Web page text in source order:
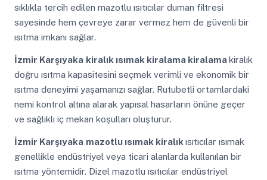
sıklıkla tercih edilen mazotlu ısıtıcılar duman filtresi
sayesinde hem çevreye zarar vermez hem de güvenli bir
ısıtma imkanı sağlar.
İzmir Karşıyaka kiralık ısımak kiralama kiralamakiralık
doğru ısıtma kapasitesini seçmek verimli ve ekonomik bir
ısıtma deneyimi yaşamanızı sağlar. Rutubetli ortamlardaki
nemi kontrol altına alarak yapısal hasarların önüne geçer
ve sağlıklı iç mekan koşulları oluşturur.
İzmir Karşıyaka mazotlu ısımak kiralık ısıtıcılar ısımak
genellikle endüstriyel veya ticari alanlarda kullanılan bir
ısıtma yöntemidir. Dizel mazotlu ısıtıcılar endüstriyel